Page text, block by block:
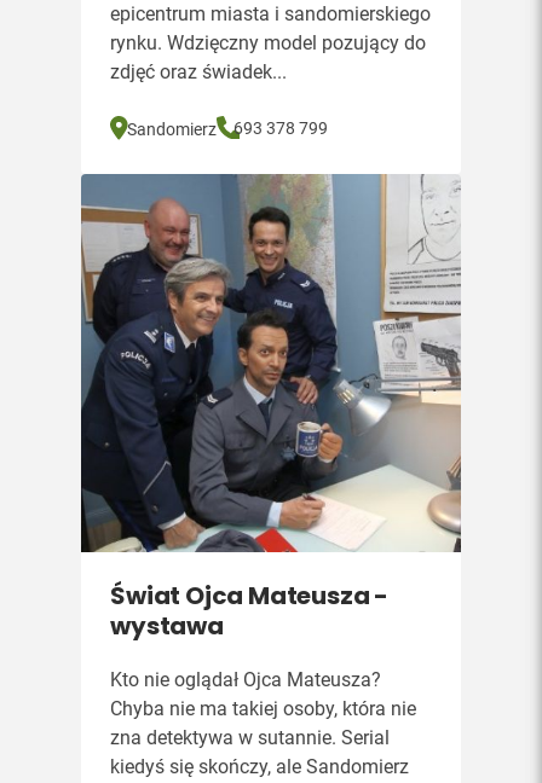
epicentrum miasta i sandomierskiego
rynku. Wdzięczny model pozujący do
zdjęć oraz świadek...
Sandomierz 693 378 799
Świat Ojca Mateusza -
wystawa
Kto nie oglądał Ojca Mateusza?
Chyba nie ma takiej osoby, która nie
zna detektywa w sutannie. Serial
kiedyś się skończy, ale Sandomierz